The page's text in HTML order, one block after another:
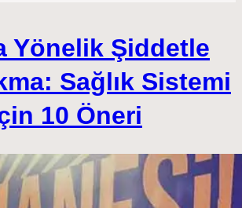
Yönelik Şiddetle
Sağlık Sistemi
10 Öneri